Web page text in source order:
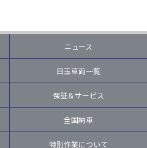
ニュース
目玉車両一覧
保証＆サービス
全国納車
特別作業について